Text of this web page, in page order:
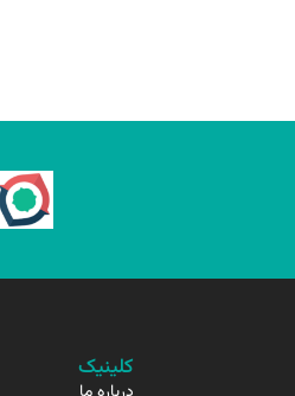
کلینیک